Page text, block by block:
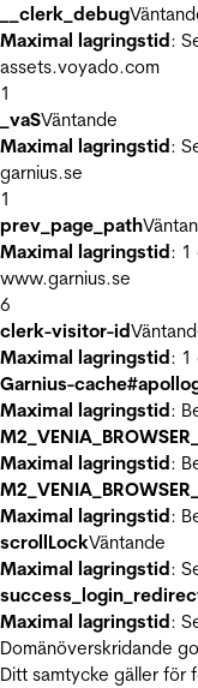
__clerk_debug
Maximal lagringstid:
assets.voyado.com
1
_vaSVäntande
Maximal lagringstid:
garnius.se
1
prev_page_path
Maximal lagringstid: 1
www.garnius.se
6
clerk-visitor-id
Maximal lagringstid: 1
Garnius-
Maximal lagringstid:
Maximal lagringstid:
Maximal lagringstid:
scrollLockVäntande
Maximal lagringstid:
Maximal lagringstid:
Domänöverskridande
Ditt samtycke gäller för